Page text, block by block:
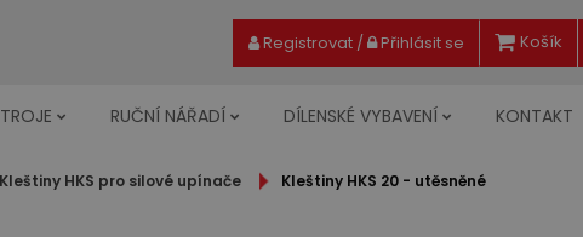
Košík
Registrovat/ Přihlásit se
RUČNÍ NÁŘADÍ DÍLENSKÉ VYBAVENÍ KONTAKT
Kleštiny HKS pro silové upínače Kleštiny HKS 20 - utěsněné